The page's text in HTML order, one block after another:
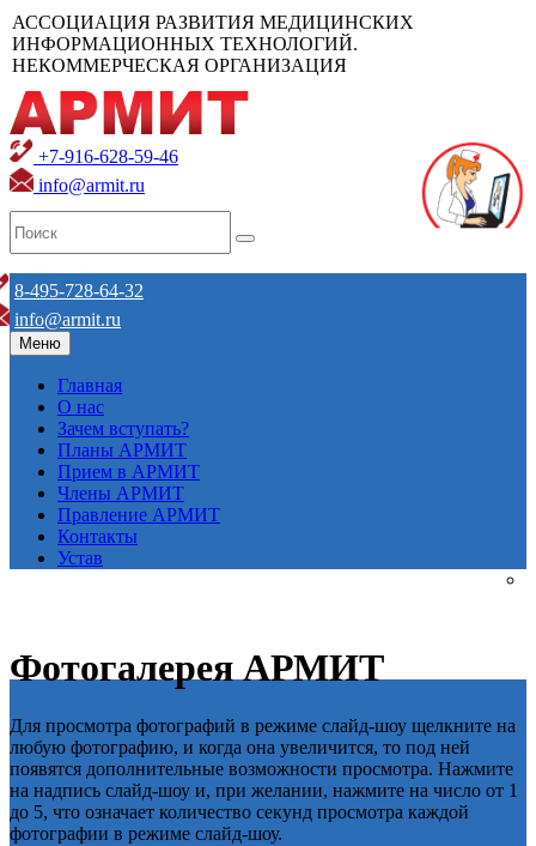
АССОЦИАЦИЯ РАЗВИТИЯ МЕДИЦИНСКИХ
ИНФОРМАЦИОННЫХ ТЕХНОЛОГИЙ.
НЕКОММЕРЧЕСКАЯ ОРГАНИЗАЦИЯ
+7-916-628-59-46
info@armit.ru
8-495-728-64-32
info@armit.ru
Меню
Главная
О нас
Зачем вступать?
Планы АРМИТ
Прием в АРМИТ
Члены АРМИТ
Правление АРМИТ
Контакты
Устав
Фотогалерея АРМИТ
Для просмотра фотографий в режиме слайд-шоу щелкните на
любую фотографию, и когда она увеличится, то под ней
появятся дополнительные возможности просмотра. Нажмите
на надпись слайд-шоу и, при желании, нажмите на число от 1
до 5, что означает количество секунд просмотра каждой
фотографии в режиме слайд-шоу.